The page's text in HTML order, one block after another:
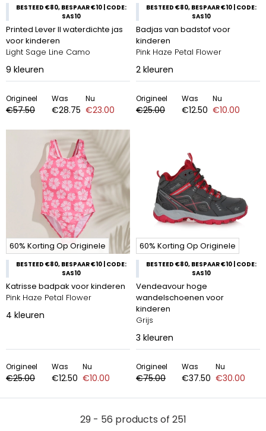
BESTEED €80, BESPAAR €10 | CODE:
SAS10
Printed Lever II waterdichte jas
voor kinderen
Light Sage Line Camo
9 kleuren
Origineel
€57.50
Was
€28.75
Nu
€23.00
BESTEED €80, BESPAAR €10 | CODE:
SAS10
Badjas van badstof voor
kinderen
Pink Haze Petal Flower
2 kleuren
Origineel
€25.00
Was
€12.50
Nu
€10.00
60% Korting Op Originele
BESTEED €80, BESPAAR €10 | CODE:
SAS10
Katrisse badpak voor kinderen
Pink Haze Petal Flower
4 kleuren
Origineel
€25.00
Was
€12.50
Nu
€10.00
60% Korting Op Originele
BESTEED €80, BESPAAR €10 | CODE:
SAS10
Vendeavour hoge
wandelschoenen voor
kinderen
Grijs
3 kleuren
Origineel
€75.00
Was
€37.50
Nu
€30.00
29 - 56 products of 251